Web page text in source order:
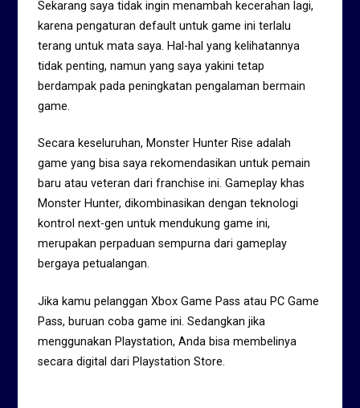
Sekarang saya tidak ingin menambah kecerahan lagi,
karena pengaturan default untuk game ini terlalu
terang untuk mata saya. Hal-hal yang kelihatannya
tidak penting, namun yang saya yakini tetap
berdampak pada peningkatan pengalaman bermain
game.
Secara keseluruhan, Monster Hunter Rise adalah
game yang bisa saya rekomendasikan untuk pemain
baru atau veteran dari franchise ini. Gameplay khas
Monster Hunter, dikombinasikan dengan teknologi
kontrol next-gen untuk mendukung game ini,
merupakan perpaduan sempurna dari gameplay
bergaya petualangan.
Jika kamu pelanggan Xbox Game Pass atau PC Game
Pass, buruan coba game ini. Sedangkan jika
menggunakan Playstation, Anda bisa membelinya
secara digital dari Playstation Store.